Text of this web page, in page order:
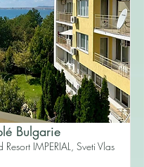
Bulgarie
IMPERIAL, Sveti Vlas